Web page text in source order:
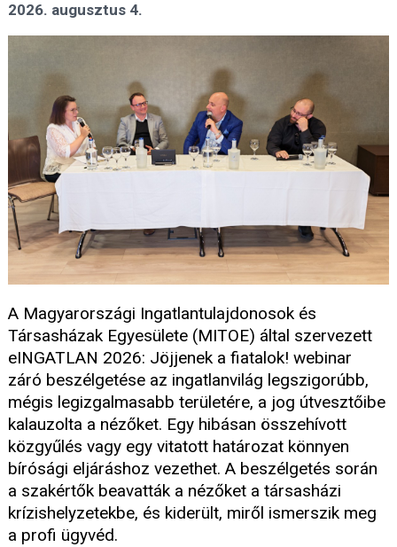
2026. augusztus 4.
A Magyarországi Ingatlantulajdonosok és
Társasházak Egyesülete (MITOE) által szervezett
eINGATLAN 2026: Jöjjenek a fiatalok! webinar
záró beszélgetése az ingatlanvilág legszigorúbb,
mégis legizgalmasabb területére, a jog útvesztőibe
kalauzolta a nézőket. Egy hibásan összehívott
közgyűlés vagy egy vitatott határozat könnyen
bírósági eljáráshoz vezethet. A beszélgetés során
a szakértők beavatták a nézőket a társasházi
krízishelyzetekbe, és kiderült, miről ismerszik meg
a profi ügyvéd.